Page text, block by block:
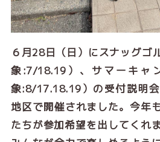
６月28日（日）にスナッグゴ
象:7/18.19）、サマーキャ
象:8/17.18.19）の受付説明
地区で開催されました。今年
たちが参加希望を出してくれ